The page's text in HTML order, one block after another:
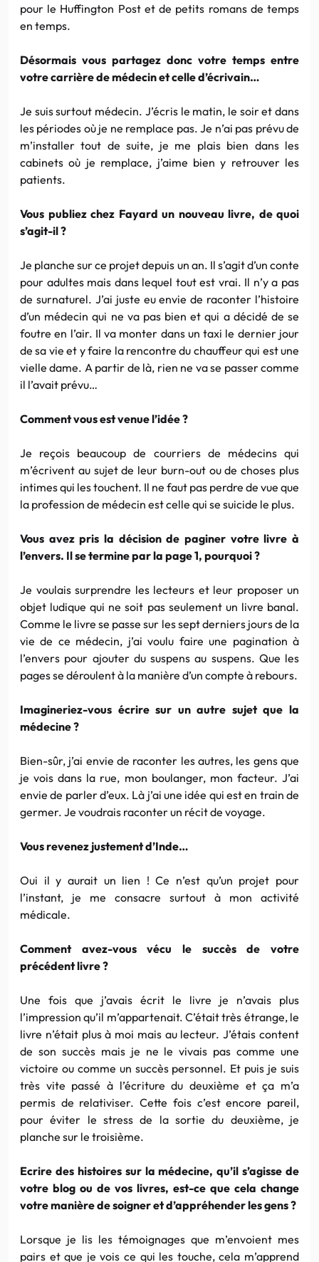
pour le Huffington Post et de petits romans de temps
en temps.
Désormais vous partagez donc votre temps entre
votre carrière de médecin et celle d’écrivain…
Je suis surtout médecin. J’écris le matin, le soir et dans
les périodes où je ne remplace pas. Je n’ai pas prévu de
m’installer tout de suite, je me plais bien dans les
cabinets où je remplace, j’aime bien y retrouver les
patients.
Vous publiez chez Fayard un nouveau livre, de quoi
s’agit-il ?
Je planche sur ce projet depuis un an. Il s’agit d’un conte
pour adultes mais dans lequel tout est vrai. Il n’y a pas
de surnaturel. J’ai juste eu envie de raconter l’histoire
d’un médecin qui ne va pas bien et qui a décidé de se
foutre en l’air. Il va monter dans un taxi le dernier jour
de sa vie et y faire la rencontre du chauffeur qui est une
vielle dame. A partir de là, rien ne va se passer comme
il l’avait prévu…
Comment vous est venue l’idée ?
Je reçois beaucoup de courriers de médecins qui
m’écrivent au sujet de leur burn-out ou de choses plus
intimes qui les touchent. Il ne faut pas perdre de vue que
la profession de médecin est celle qui se suicide le plus.
Vous avez pris la décision de paginer votre livre à
l’envers. Il se termine par la page 1, pourquoi ?
Je voulais surprendre les lecteurs et leur proposer un
objet ludique qui ne soit pas seulement un livre banal.
Comme le livre se passe sur les sept derniers jours de la
vie de ce médecin, j’ai voulu faire une pagination à
l’envers pour ajouter du suspens au suspens. Que les
pages se déroulent à la manière d’un compte à rebours.
Imagineriez-vous écrire sur un autre sujet que la
médecine ?
Bien-sûr, j’ai envie de raconter les autres, les gens que
je vois dans la rue, mon boulanger, mon facteur. J’ai
envie de parler d’eux. Là j’ai une idée qui est en train de
germer. Je voudrais raconter un récit de voyage.
Vous revenez justement d’Inde…
Oui il y aurait un lien ! Ce n’est qu’un projet pour
l’instant, je me consacre surtout à mon activité
médicale.
Comment avez-vous vécu le succès de votre
précédent livre ?
Une fois que j’avais écrit le livre je n’avais plus
l’impression qu’il m’appartenait. C’était très étrange, le
livre n’était plus à moi mais au lecteur. J’étais content
de son succès mais je ne le vivais pas comme une
victoire ou comme un succès personnel. Et puis je suis
très vite passé à l’écriture du deuxième et ça m’a
permis de relativiser. Cette fois c’est encore pareil,
pour éviter le stress de la sortie du deuxième, je
planche sur le troisième.
Ecrire des histoires sur la médecine, qu’il s’agisse de
votre blog ou de vos livres, est-ce que cela change
votre manière de soigner et d’appréhender les gens ?
Lorsque je lis les témoignages que m’envoient mes
pairs et que je vois ce qui les touche, cela m’apprend